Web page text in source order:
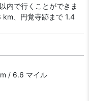
内で行くことができま
km、円覚寺跡まで 1.4
/ 6.6 マイル